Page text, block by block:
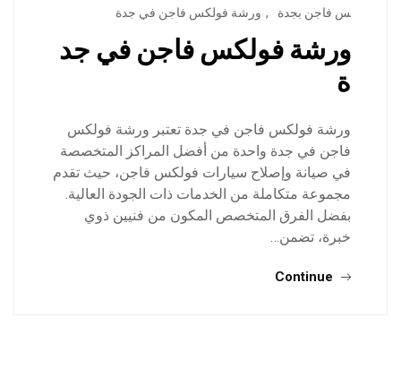
س فاجن بجدة
, ورشة فولكس فاجن في جدة
ورشة فولكس فاجن في جد
ة
ورشة فولكس فاجن في جدة تعتبر ورشة فولكس
فاجن في جدة واحدة من أفضل المراكز المتخصصة
في صيانة وإصلاح سيارات فولكس فاجن، حيث تقدم
مجموعة متكاملة من الخدمات ذات الجودة العالية.
بفضل الفرق المتخصص المكون من فنيين ذوي
خبرة، تضمن…
Continue